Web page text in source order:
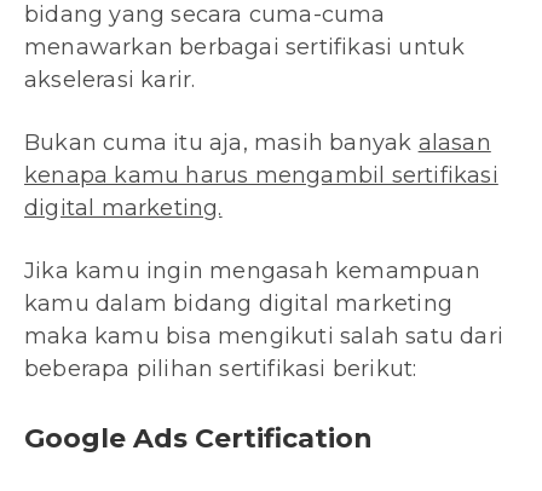
bidang yang secara cuma-cuma
menawarkan berbagai sertifikasi untuk
akselerasi karir.
Bukan cuma itu aja, masih banyak alasan
kenapa kamu harus mengambil sertifikasi
digital marketing.
Jika kamu ingin mengasah kemampuan
kamu dalam bidang digital marketing
maka kamu bisa mengikuti salah satu dari
beberapa pilihan sertifikasi berikut:
Google Ads Certification